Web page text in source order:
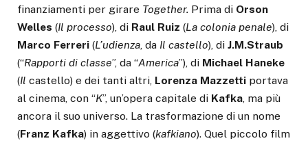
finanziamenti per girare Together. Prima di Orson
Welles (Il processo), di Raul Ruiz (La colonia penale), di
Marco Ferreri (L’udienza, da Il castello), di J.M.Straub
(“Rapporti di classe”, da “America”), di Michael Haneke
(Il castello) e dei tanti altri, Lorenza Mazzetti portava
al cinema, con “K”, un’opera capitale di Kafka, ma più
ancora il suo universo. La trasformazione di un nome
(Franz Kafka) in aggettivo (kafkiano). Quel piccolo film